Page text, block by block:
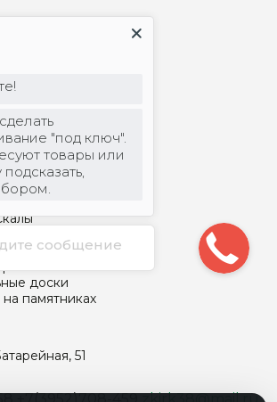
плиты на могилу
из металла
из гранита
доски
на памятниках
51
сообщение
"под ключ".
товары или
подсказать,